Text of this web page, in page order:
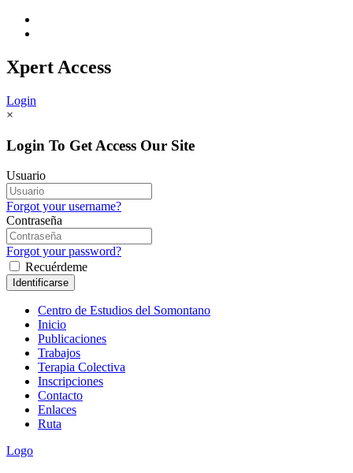
Xpert Access
Login
×
Login To Get Access Our Site
Usuario
Forgot your username?
Contraseña
Forgot your password?
Recuérdeme
Centro de Estudios del Somontano
Inicio
Publicaciones
Trabajos
Terapia Colectiva
Inscripciones
Contacto
Enlaces
Ruta
Logo